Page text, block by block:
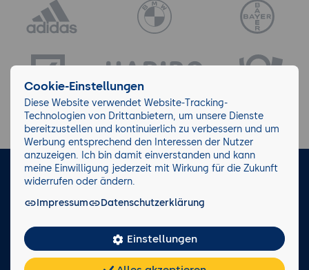
LinkedIn Facebook
Facts
Cookie-Einstellungen
Diese Website verwendet Website-Tracking-
Technologien von Drittanbietern, um unsere Dienste
bereitzustellen und kontinuierlich zu verbessern und um
Werbung entsprechend den Interessen der Nutzer
anzuzeigen. Ich bin damit einverstanden und kann
meine Einwilligung jederzeit mit Wirkung für die Zukunft
widerrufen oder ändern.
Impressum
Datenschutzerklärung
Einstellungen